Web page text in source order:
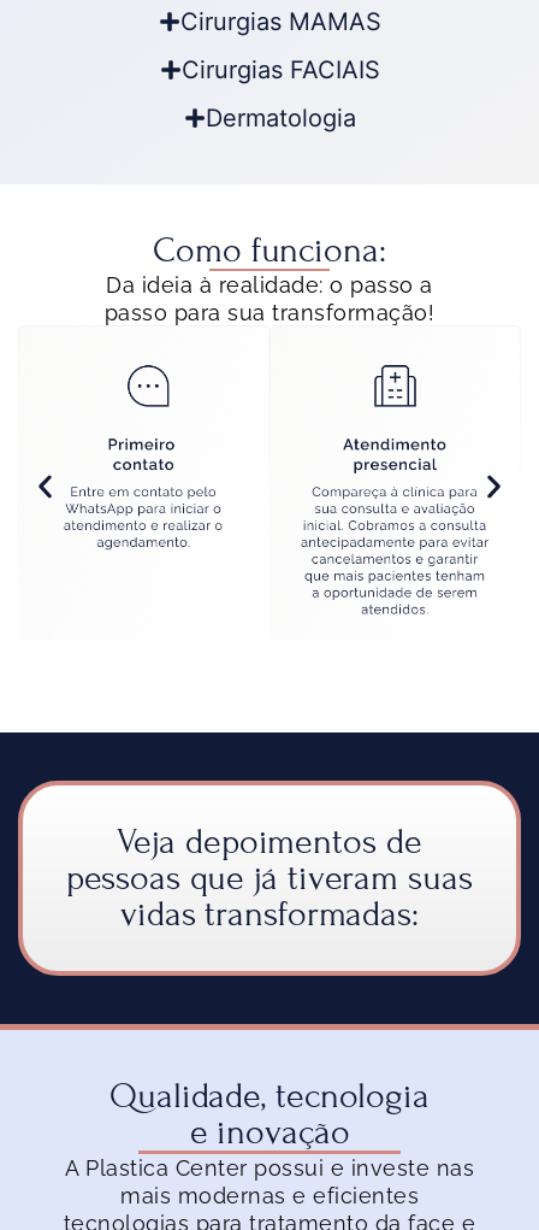
Cirurgias MAMAS
Cirurgias FACIAIS
Dermatologia
Como funciona:
Da ideia à realidade: o passo a
passo para sua transformação!
Veja depoimentos de
pessoas que já tiveram suas
vidas transformadas:
Qualidade, tecnologia
e inovação
A Plastica Center possui e investe nas
mais modernas e eficientes
tecnologias para tratamento da face e